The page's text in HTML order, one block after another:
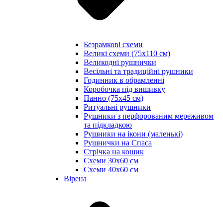
Безрамкові схеми
Великі схеми (75х110 см)
Великодні рушнички
Весільні та традиційні рушники
Годинник в обрамленні
Коробочка під вишивку
Панно (75х45 см)
Ритуальні рушники
Рушники з перфорованим мереживом
та підкладкою
Рушники на ікони (маленькі)
Рушнички на Спаса
Стрічка на кошик
Схеми 30х60 см
Схеми 40х60 см
Вірена